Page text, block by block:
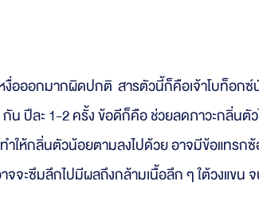
อออกมากผิดปกติ สารตัวนี้ก็คือเจ้าโบท็อกซ์
น ปีละ 1-2 ครั้ง ข้อดีก็คือ ช่วยลดภาวะกลิ่นตั
ให้กลิ่นตัวน้อยตามลงไปด้วย อาจมีข้อแทรก
จะซึมลึกไปมีผลถึงกล้ามเนื้อลึก ๆ ใต้วงแขน